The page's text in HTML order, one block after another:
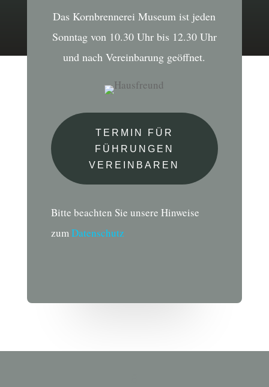
Das Kornbrennerei Museum ist jeden
Sonntag von 10.30 Uhr bis 12.30 Uhr
und nach Vereinbarung geöffnet.
TERMIN FÜR
FÜHRUNGEN
VEREINBAREN
Bitte beachten Sie unsere Hinweise
zumDatenschutz